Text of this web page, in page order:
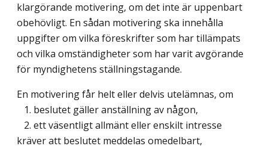
klargörande motivering, om det inte är uppenbart
obehövligt. En sådan motivering ska innehålla
uppgifter om vilka föreskrifter som har tillämpats
och vilka omständigheter som har varit avgörande
för myndighetens ställningstagande.
En motivering får helt eller delvis utelämnas, om
1. beslutet gäller anställning av någon,
2. ett väsentligt allmänt eller enskilt intresse
kräver att beslutet meddelas omedelbart,